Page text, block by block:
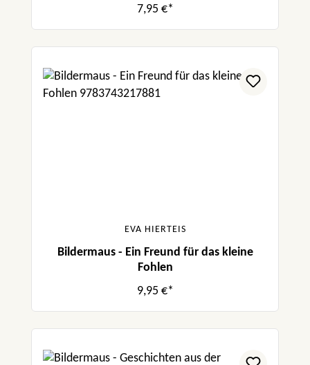
7,95 €*
EVA HIERTEIS
Bildermaus - Ein Freund für das kleine
Fohlen
9,95 €*